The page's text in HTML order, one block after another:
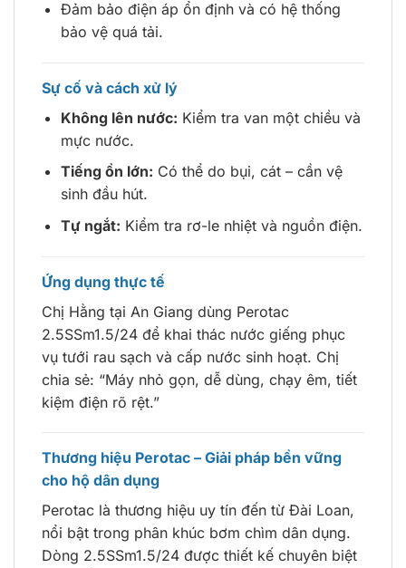
Đảm bảo điện áp ổn định và có hệ thống
bảo vệ quá tải.
Sự cố và cách xử lý
Không lên nước: Kiểm tra van một chiều và
mực nước.
Tiếng ồn lớn: Có thể do bụi, cát – cần vệ
sinh đầu hút.
Tự ngắt: Kiểm tra rơ-le nhiệt và nguồn điện.
Ứng dụng thực tế
Chị Hằng tại An Giang dùng Perotac
2.5SSm1.5/24 để khai thác nước giếng phục
vụ tưới rau sạch và cấp nước sinh hoạt. Chị
chia sẻ: “Máy nhỏ gọn, dễ dùng, chạy êm, tiết
kiệm điện rõ rệt.”
Thương hiệu Perotac – Giải pháp bền vững
cho hộ dân dụng
Perotac là thương hiệu uy tín đến từ Đài Loan,
nổi bật trong phân khúc bơm chìm dân dụng.
Dòng 2.5SSm1.5/24 được thiết kế chuyên biệt